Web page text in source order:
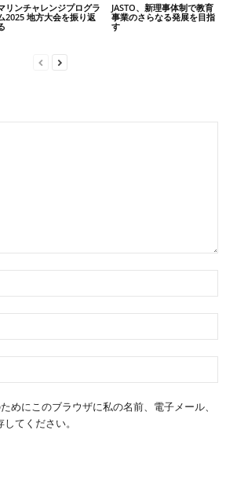
リンチャレンジプログラ
2025 地方大会を振り返
JASTO、新理事体制で教育
事業のさらなる発展を目指
す
めにこのブラウザに私の名前、電子メール、
てください。